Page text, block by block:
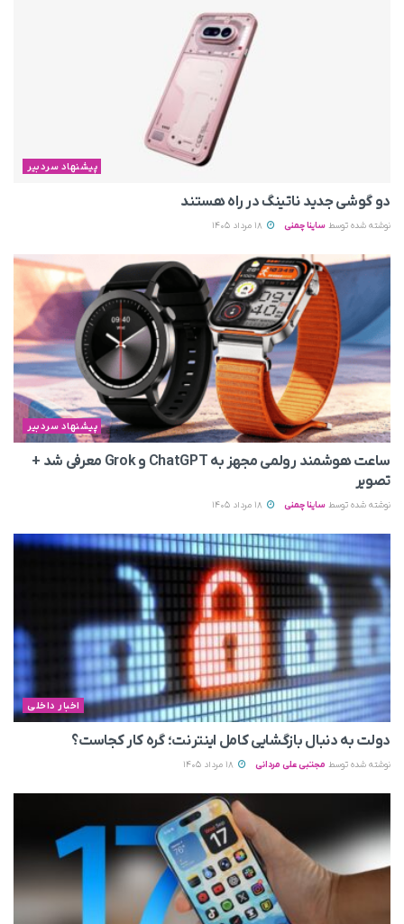
پیشنهاد سردبیر
دو گوشی جدید ناتینگ در راه هستند
نوشته شده توسط ساینا چمنی
پیشنهاد سردبیر
ساعت هوشمند رولمی مجهز به ChatGPT و Grok معرفی شد +
تصویر
نوشته شده توسط ساینا چمنی
اخبار داخلی
دولت به دنبال بازگشایی کامل اینترنت؛ گره کار کجاست؟
نوشته شده توسط مجتبی علی مردانی